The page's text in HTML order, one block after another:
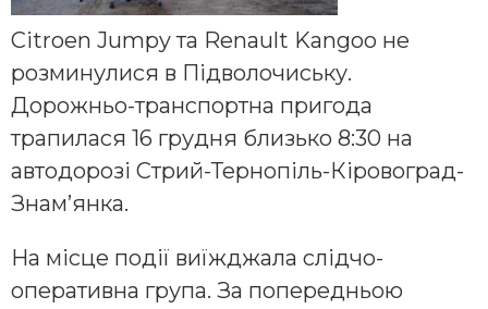
Citroen Jumpy та Renault Kangoo не
розминулися в Підволочиську.
Дорожньо-транспортна пригода
трапилася 16 грудня близько 8:30 на
автодорозі Стрий-Тернопіль-Кіровоград-
Знам’янка.
На місце події виїжджала слідчо-
оперативна група. За попередньою